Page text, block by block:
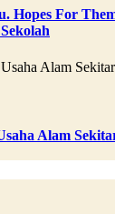
Hopes For
Alam